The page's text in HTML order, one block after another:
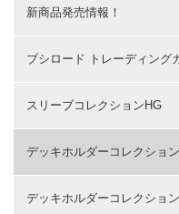
新商品発売情報！
ブシロード トレーディング
スリーブコレクションHG
デッキホルダーコレクショ
デッキホルダーコレクショ